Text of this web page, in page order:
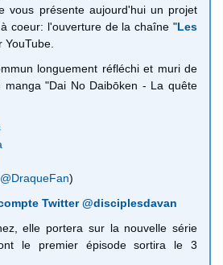
vous présente aujourd'hui un projet
coeur: l'ouverture de la chaîne "Les
YouTube.
longuement réfléchi et muri de
manga "Dai No Daibōken - La quête
@DraqueFan)
Twitter @disciplesdavan
elle portera sur la nouvelle série
le premier épisode sortira le 3